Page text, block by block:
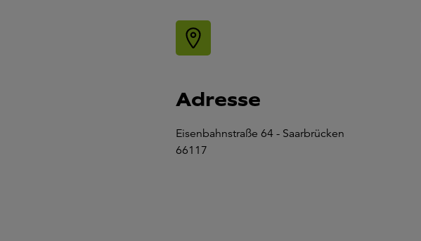
Adresse
Eisenbahnstraße 64 - Saarbrücken
66117